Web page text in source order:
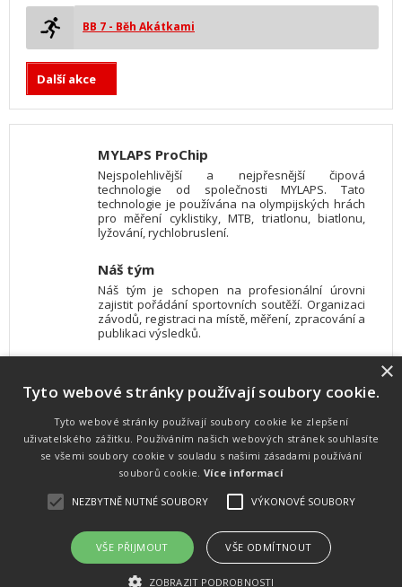
BB 7 - Běh Akátkami
Další akce
MYLAPS ProChip
Nejspolehlivější a nejpřesnější čipová
technologie od společnosti MYLAPS. Tato
technologie je používána na olympijských hrách
pro měření cyklistiky, MTB, triatlonu, biatlonu,
lyžování, rychlobruslení.
Náš tým
Náš tým je schopen na profesionální úrovni
zajistit pořádání sportovních soutěží. Organizaci
závodů, registraci na místě, měření, zpracování a
publikaci výsledků.
Pro měření, zpracování a publikaci výsledků
používáme software vyvinutý na zakázku. Lze
online publikovat výsledky komentátorovi na
obrazovky a s nepatrným zpožděním na
webových stránkách.
souhlasu zakázáno.
Zabýváme se časomírou, výsledkovým servisem na různých malých i velkých sportovních
akcích a také přímo pořádáním sportovních akcí.
×
Tyto webové stránky používají soubory cookie.
Tyto webové stránky používají soubory cookie ke zlepšení
uživatelského zážitku. Používáním našich webových stránek souhlasíte
se všemi soubory cookie v souladu s našimi zásadami používání
souborů cookie. Více informací
NEZBYTNĚ NUTNÉ SOUBORY VÝKONOVÉ SOUBORY
VŠE PŘIJMOUT VŠE ODMÍTNOUT
ZOBRAZIT PODROBNOSTI